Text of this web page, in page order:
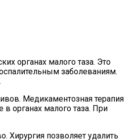
органах малого таза. Это
заболеваниям.
Медикаментозная терапия
органах малого таза. При
Хирургия позволяет удалить